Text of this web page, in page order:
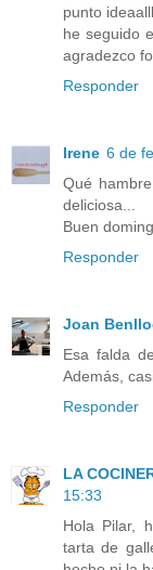
punto
he seguido
agradezco
Responder
Irene 6 de
Qué
deliciosa...
Buen
Responder
Joan
Esa falda
Además,
Responder
LA
15:33
Hola Pilar,
tarta de